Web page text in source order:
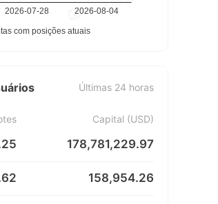
Últimas 24 horas
Capital (USD)
178,781,229.97
158,954.26